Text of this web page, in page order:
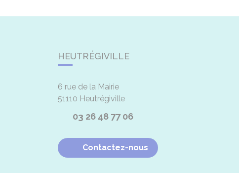
HEUTRÉGIVILLE
6 rue de la Mairie
51110 Heutrégiville
03 26 48 77 06
Contactez-nous